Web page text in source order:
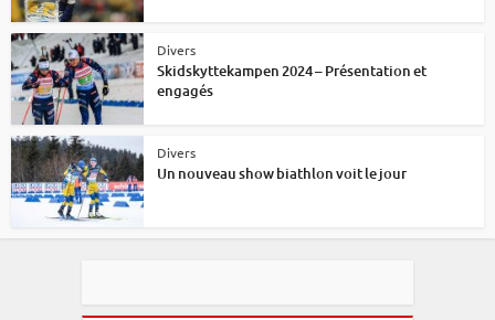
Divers
Skidskyttekampen 2024 – Présentation et
engagés
Divers
Un nouveau show biathlon voit le jour